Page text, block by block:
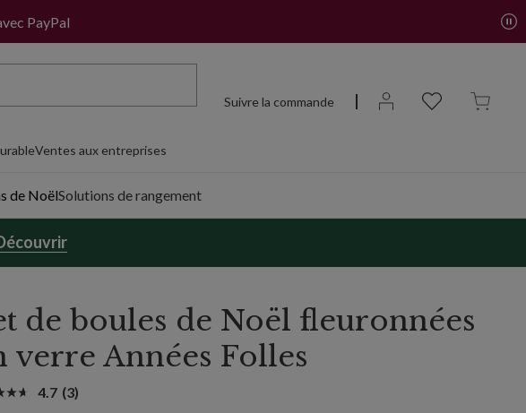
PayPal
Suivre la commande
Ventes aux entreprises
de NoëlSolutions de rangement
de boules de Noël fleuronnées
verre Années Folles
4.7 (3)